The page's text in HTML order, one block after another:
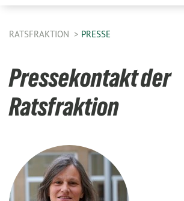
RATSFRAKTION PRESSE
Pressekontakt der
Ratsfraktion